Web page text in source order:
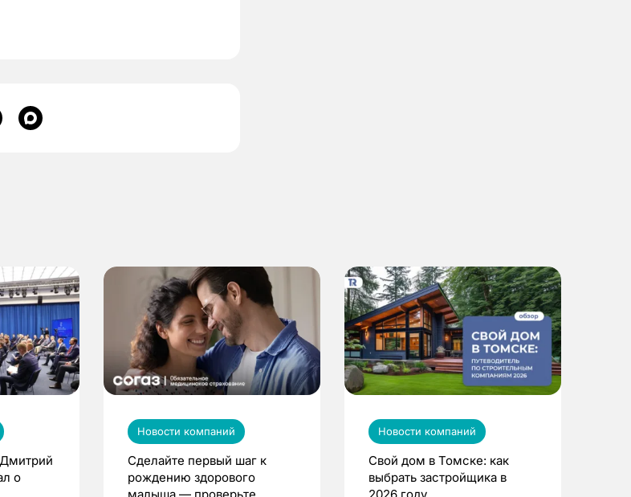
о
Новости компаний
Сделайте первый шаг к
рождению здорового
Новости компаний
Свой дом в Томске: как
выбрать застройщика в